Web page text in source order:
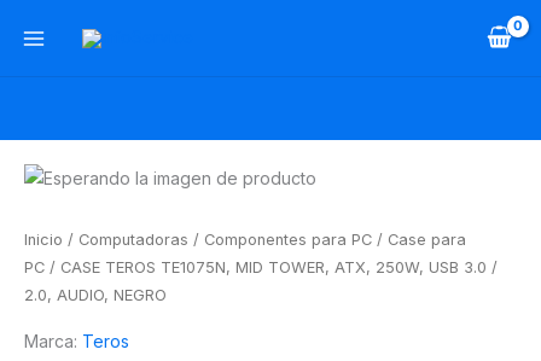
Inicio / Computadoras / Componentes para PC / Case para
PC / CASE TEROS TE1075N, MID TOWER, ATX, 250W, USB 3.0 /
2.0, AUDIO, NEGRO
Marca: Teros
CASE
TE1075N,
MID
TOWER,
250W,